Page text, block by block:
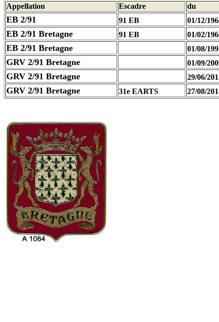
Appellation Escadre du
EB 2/91 91 EB 01/12/
EB 2/91 Bretagne 91 EB 01/02/
EB 2/91 Bretagne 01/08/
GRV 2/91 Bretagne 01/09/
GRV 2/91 Bretagne 29/06/
GRV 2/91 Bretagne 31e EARTS 27/08/